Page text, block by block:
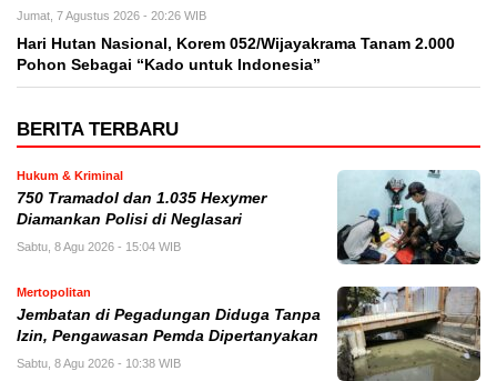
Jumat, 7 Agustus 2026 - 20:26 WIB
Hari Hutan Nasional, Korem 052/Wijayakrama Tanam 2.000
Pohon Sebagai “Kado untuk Indonesia”
BERITA TERBARU
Hukum & Kriminal
750 Tramadol dan 1.035 Hexymer
Diamankan Polisi di Neglasari
Sabtu, 8 Agu 2026 - 15:04 WIB
Mertopolitan
Jembatan di Pegadungan Diduga Tanpa
Izin, Pengawasan Pemda Dipertanyakan
Sabtu, 8 Agu 2026 - 10:38 WIB